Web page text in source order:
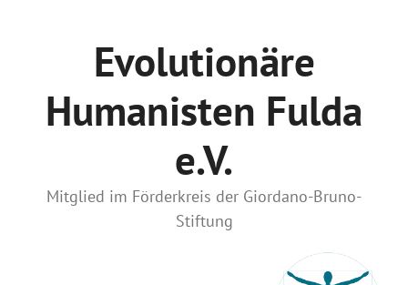
Evolutionäre
Humanisten Fulda
e.V.
Mitglied im Förderkreis der Giordano-Bruno-
Stiftung